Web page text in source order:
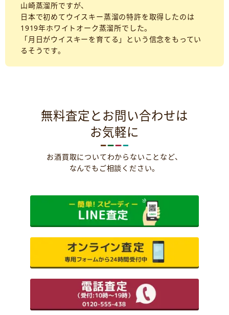
山崎蒸溜所ですが、
日本で初めてウイスキー蒸溜の特許を取得したのは
1919年ホワイトオーク蒸溜所でした。
「月日がウイスキーを育てる」という信念をもってい
るそうです。
無料査定とお問い合わせは
お気軽に
お酒買取についてわからないことなど、
なんでもご相談ください。